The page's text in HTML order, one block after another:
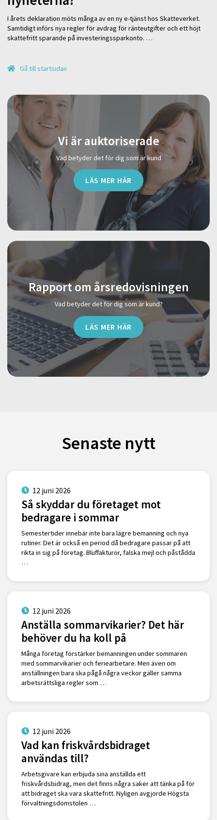
I årets deklaration möts många av en ny e-tjänst hos Skatteverket.
Samtidigt införs nya regler för avdrag för ränteutgifter och ett höjt
skattefritt sparande på investeringssparkonto. …
Gå till startsidan
Vi är auktoriserade
Vad betyder det för dig som är kund
LÄS MER HÄR
Rapport om årsredovisningen
Vad betyder det för dig som är kund?
LÄS MER HÄR
Senaste nytt
12 juni 2026
Så skyddar du företaget mot
bedragare i sommar
Semestertider innebär inte bara lägre bemanning och nya
rutiner. Det är också en period då bedragare passar på att
rikta in sig på företag. Bluffakturor, falska mejl och påstådda
…
12 juni 2026
Anställa sommarvikarier? Det här
behöver du ha koll på
Många företag förstärker bemanningen under sommaren
med sommarvikarier och feriearbetare. Men även om
anställningen bara ska pågå några veckor gäller samma
arbetsrättsliga regler som …
12 juni 2026
Vad kan friskvårdsbidraget
användas till?
Arbetsgivare kan erbjuda sina anställda ett
friskvårdsbidrag, men det finns några saker att tänka på för
att bidraget ska vara skattefritt. Nyligen avgjorde Högsta
förvaltningsdomstolen …